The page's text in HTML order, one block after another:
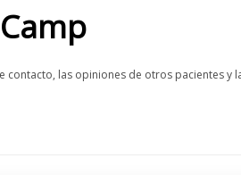
contacto, las opiniones de otros pacientes y